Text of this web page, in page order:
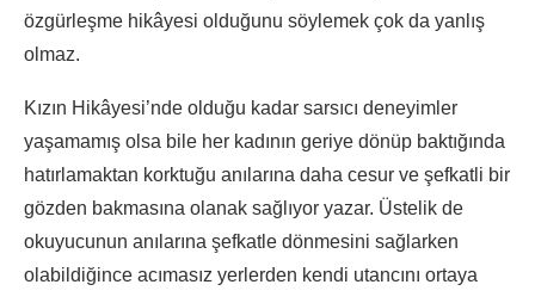
özgürleşme hikâyesi olduğunu söylemek çok da yanlış
olmaz.
Kızın Hikâyesi’nde olduğu kadar sarsıcı deneyimler
yaşamamış olsa bile her kadının geriye dönüp baktığında
hatırlamaktan korktuğu anılarına daha cesur ve şefkatli bir
gözden bakmasına olanak sağlıyor yazar. Üstelik de
okuyucunun anılarına şefkatle dönmesini sağlarken
olabildiğince acımasız yerlerden kendi utancını ortaya